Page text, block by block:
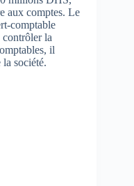
aux comptes. Le
comptable
contrôler la
il
société.